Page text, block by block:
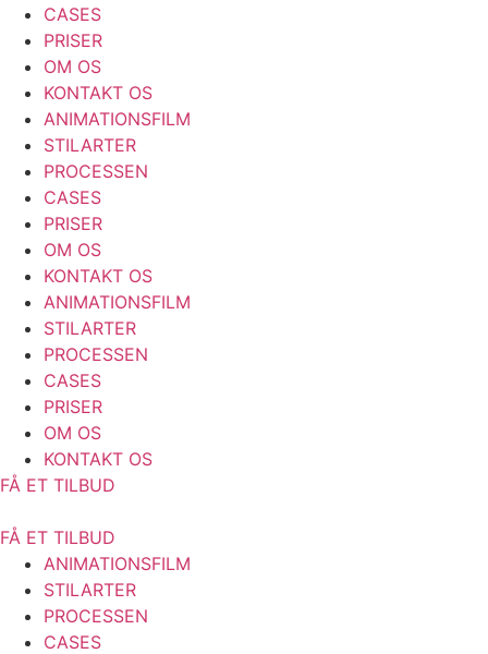
CASES
PRISER
OM OS
KONTAKT OS
ANIMATIONSFILM
STILARTER
PROCESSEN
CASES
PRISER
OM OS
KONTAKT OS
ANIMATIONSFILM
STILARTER
PROCESSEN
CASES
PRISER
OM OS
KONTAKT OS
FÅ ET TILBUD
FÅ ET TILBUD
ANIMATIONSFILM
STILARTER
PROCESSEN
CASES